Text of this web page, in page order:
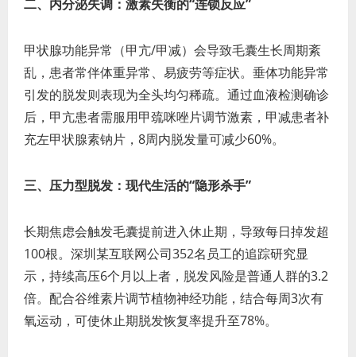
二、内分泌失调：激素失衡的“连锁反应”
甲状腺功能异常（甲亢/甲减）会导致毛囊生长周期紊
乱，患者常伴体重异常、易疲劳等症状。垂体功能异常
引发的脱发则表现为全头均匀稀疏。通过血液检测确诊
后，甲亢患者需服用甲巯咪唑片调节激素，甲减患者补
充左甲状腺素钠片，8周内脱发量可减少60%。
三、压力型脱发：现代生活的“隐形杀手”
长期焦虑会触发毛囊提前进入休止期，导致每日掉发超
100根。深圳某互联网公司352名员工的追踪研究显
示，持续高压6个月以上者，脱发风险是普通人群的3.2
倍。配合谷维素片调节植物神经功能，结合每周3次有
氧运动，可使休止期脱发恢复率提升至78%。